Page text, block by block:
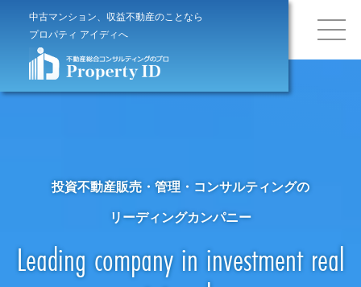
中古マンション、収益不動産のことなら
プロパティ アイディへ